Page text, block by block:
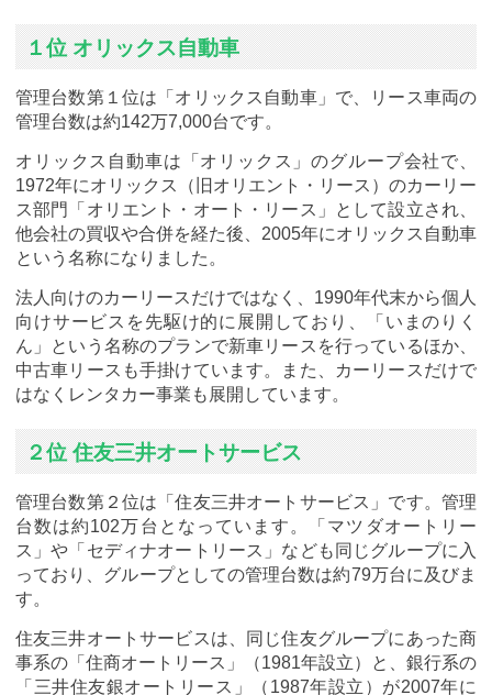
１位 オリックス自動車
管理台数第１位は「オリックス自動車」で、リース車両の
管理台数は約142万7,000台です。
オリックス自動車は「オリックス」のグループ会社で、
1972年にオリックス（旧オリエント・リース）のカーリー
ス部門「オリエント・オート・リース」として設立され、
他会社の買収や合併を経た後、2005年にオリックス自動車
という名称になりました。
法人向けのカーリースだけではなく、1990年代末から個人
向けサービスを先駆け的に展開しており、「いまのりく
ん」という名称のプランで新車リースを行っているほか、
中古車リースも手掛けています。また、カーリースだけで
はなくレンタカー事業も展開しています。
２位 住友三井オートサービス
管理台数第２位は「住友三井オートサービス」です。管理
台数は約102万台となっています。「マツダオートリー
ス」や「セディナオートリース」なども同じグループに入
っており、グループとしての管理台数は約79万台に及びま
す。
住友三井オートサービスは、同じ住友グループにあった商
事系の「住商オートリース」（1981年設立）と、銀行系の
「三井住友銀オートリース」（1987年設立）が2007年に